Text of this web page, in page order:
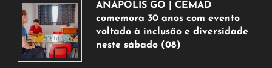
ANÁPOLIS GO | CEMAD
comemora 30 anos com evento
voltado à inclusão e diversidade
neste sábado (08)